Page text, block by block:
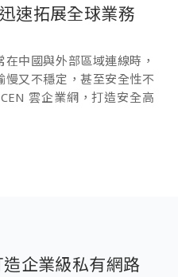
速拓展全球業務
中國與外部區域連線時，
慢又不穩定，甚至安全性不
雲企業網，打造安全高
企業級私有網路